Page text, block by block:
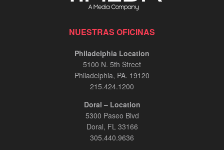
NUESTRAS OFICINAS
Philadelphia Location
5100 N. 5th Street
Philadelphia, PA. 19120
215.424.1200
Doral – Location
5300 Paseo Blvd
Doral, FL 33166
305.440.9636